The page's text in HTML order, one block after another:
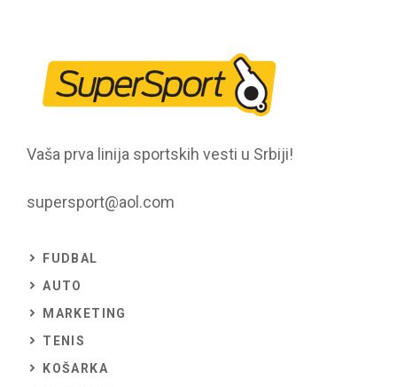
Vaša prva linija sportskih vesti u Srbiji!
supersport@aol.com
FUDBAL
AUTO
MARKETING
TENIS
KOŠARKA